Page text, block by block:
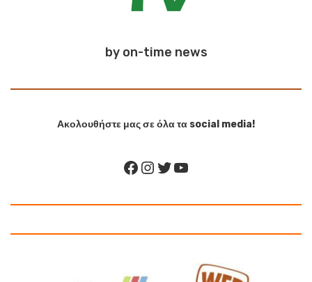
by on-time news
Ακολουθήστε μας σε όλα τα social media!